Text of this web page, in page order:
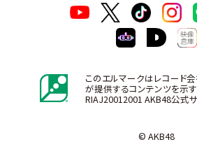
このエルマークはレコード
が提供するコンテンツを示
RIAJ20012001 AKB48公式
© AKB48